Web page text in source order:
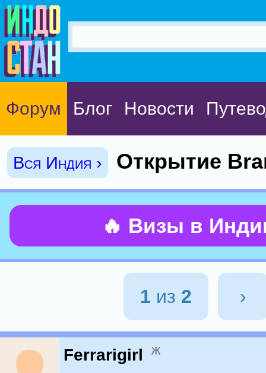
Форум Блог Новости
Вся Индия › Открытие
🔥 Визы в
1 из 2 ›
Ferrarigirl ж